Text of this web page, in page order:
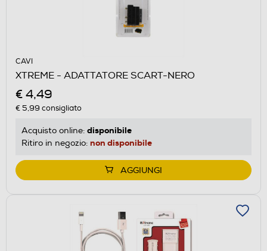
CAVI
XTREME - ADATTATORE SCART-NERO
€ 4,49
€ 5,99 consigliato
Acquisto online: disponibile
Ritiro in negozio: non disponibile
AGGIUNGI